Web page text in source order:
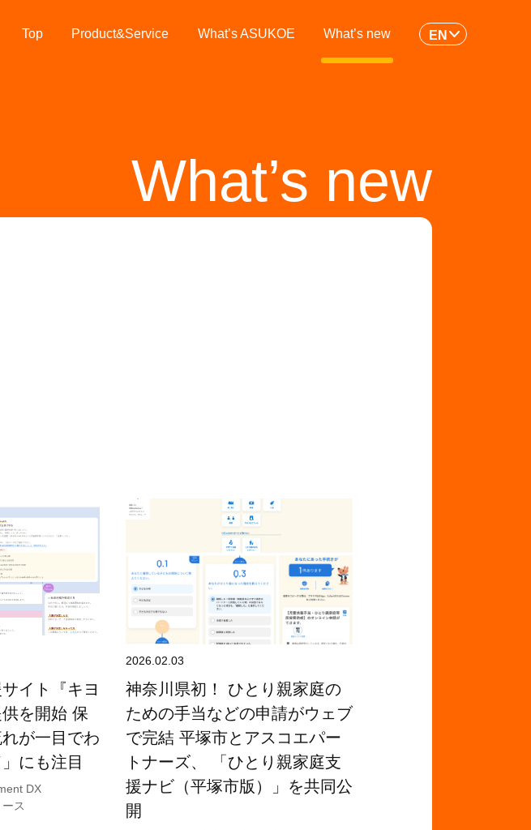
Top Product&Service What’s ASUKOE What’s new EN
What’s new
イト『キヨ
を開始 保
が一目でわ
にも注目
DX
ース
2026.02.03
神奈川県初！ ひとり親家庭の
ための手当などの申請がウェブ
で完結 平塚市とアスコエパー
トナーズ、 「ひとり親家庭支
援ナビ（平塚市版）」を共同公
開